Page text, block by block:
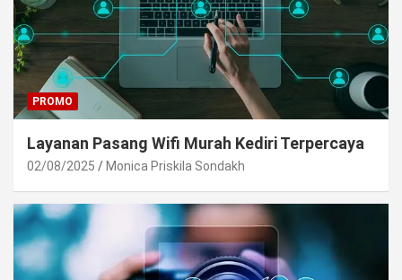
PROMO
Layanan Pasang Wifi Murah Kediri Terpercaya
02/08/2025 Monica Priskila Sondakh